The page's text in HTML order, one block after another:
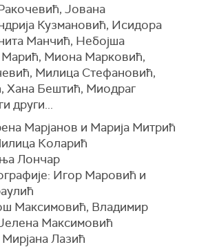
Јована
Кузмановић, Исидора
Манчић, Небојша
Миона Марковић,
Милица Стефановић,
Хана Бештић, Миодраг
други...
Марјанов и Марија Митрић
Коларић
Лончар
Игор Маровић и
Максимовић, Владимир
Максимовић
Лазић